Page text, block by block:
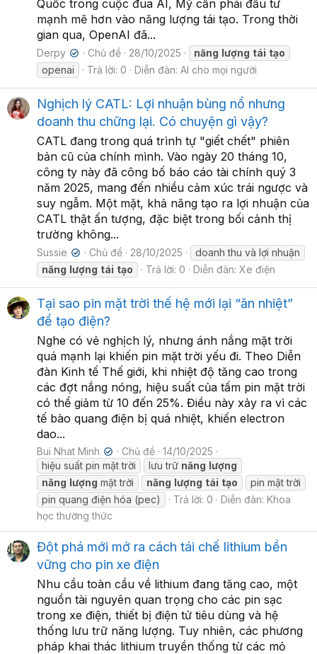
Quốc trong cuộc đua AI, Mỹ cần phải đầu tư
mạnh mẽ hơn vào năng lượng tái tạo. Trong thời
gian qua, OpenAI đã...
Derpy ✔ Chủ đề 28/10/2025 năng lượng tái tạo
openai
Trả lời: 0 Diễn đàn: AI cho mọi người
Nghịch lý CATL: Lợi nhuận bùng nổ nhưng
doanh thu chững lại. Có chuyện gì vậy?
CATL đang trong quá trình tự "giết chết" phiên
bản cũ của chính mình. Vào ngày 20 tháng 10,
công ty này đã công bố báo cáo tài chính quý 3
năm 2025, mang đến nhiều cảm xúc trái ngược và
suy ngẫm. Một mặt, khả năng tạo ra lợi nhuận của
CATL thật ấn tượng, đặc biệt trong bối cảnh thị
trường không...
Sussie ✔ Chủ đề 28/10/2025
doanh thu và lợi nhuận
năng lượng tái tạo Trả lời: 0 Diễn đàn: Xe điện
Tại sao pin mặt trời thế hệ mới lại “ăn nhiệt”
để tạo điện?
Nghe có vẻ nghịch lý, nhưng ánh nắng mặt trời
quá mạnh lại khiến pin mặt trời yếu đi. Theo Diễn
đàn Kinh tế Thế giới, khi nhiệt độ tăng cao trong
các đợt nắng nóng, hiệu suất của tấm pin mặt trời
có thể giảm từ 10 đến 25%. Điều này xảy ra vì các
tế bào quang điện bị quá nhiệt, khiến electron
dao...
Bui Nhat Minh ✔ Chủ đề
14/10/2025
hiệu suất pin mặt trời
lưu trữ năng lượng
năng lượng mặt trời năng lượng tái tạo
pin mặt trời
pin quang điện hóa (pec)
Trả lời: 0 Diễn đàn: Khoa
học thường thức
Đột phá mới mở ra cách tái chế lithium bền
vững cho pin xe điện
Nhu cầu toàn cầu về lithium đang tăng cao, một
nguồn tài nguyên quan trọng cho các pin sạc
trong xe điện, thiết bị điện tử tiêu dùng và hệ
thống lưu trữ năng lượng. Tuy nhiên, các phương
pháp khai thác lithium truyền thống từ các mỏ